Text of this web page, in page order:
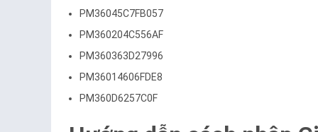
PM36045C7FB057
PM360204C556AF
PM360363D27996
PM36014606FDE8
PM360D6257C0F